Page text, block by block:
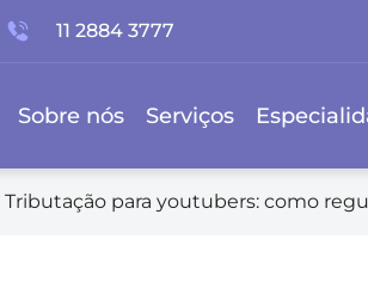
11 2884 3777
Sobre nós Serviços
Tributação para youtubers: como